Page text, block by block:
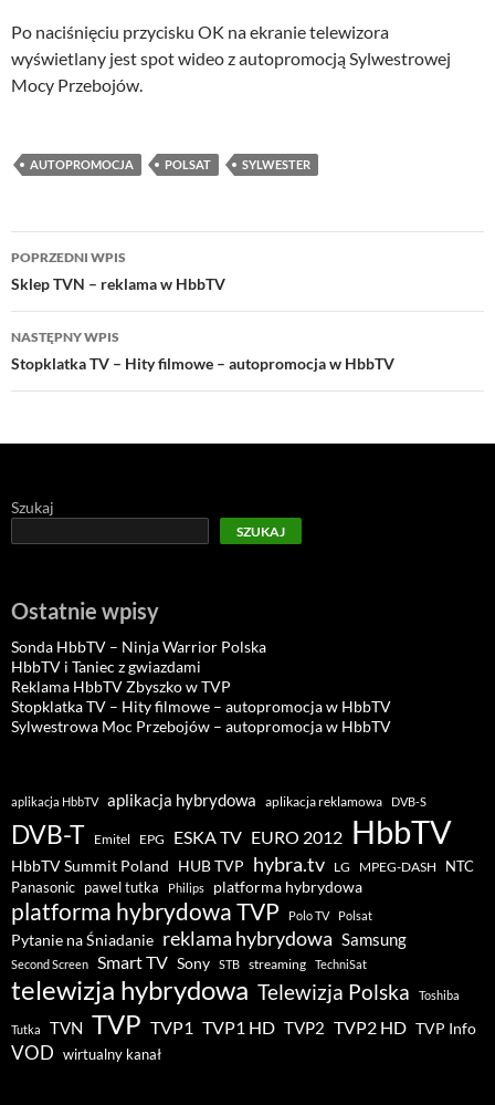
Po naciśnięciu przycisku OK na ekranie telewizora
wyświetlany jest spot wideo z autopromocją Sylwestrowej
Mocy Przebojów.
AUTOPROMOCJA POLSAT SYLWESTER
Nawigacja
wpisu
POPRZEDNI WPIS
Sklep TVN – reklama w HbbTV
NASTĘPNY WPIS
Stopklatka TV – Hity filmowe – autopromocja w HbbTV
Szukaj
SZUKAJ
Ostatnie wpisy
Sonda HbbTV – Ninja Warrior Polska
HbbTV i Taniec z gwiazdami
Reklama HbbTV Zbyszko w TVP
Stopklatka TV – Hity filmowe – autopromocja w HbbTV
Sylwestrowa Moc Przebojów – autopromocja w HbbTV
aplikacja HbbTV aplikacja hybrydowa aplikacja reklamowa DVB-S
DVB-T Emitel EPG ESKA TV EURO 2012 HbbTV
HbbTV Summit Poland HUB TVP hybra.tv LG MPEG-DASH NTC
Panasonic pawel tutka Philips platforma hybrydowa
platforma hybrydowa TVP Polo TV Polsat
Pytanie na Śniadanie reklama hybrydowa Samsung
Second Screen Smart TV Sony STB streaming TechniSat
telewizja hybrydowa Telewizja Polska Toshiba
Tutka TVN TVP TVP1 TVP1 HD TVP2 TVP2 HD TVP Info
VOD wirtualny kanał